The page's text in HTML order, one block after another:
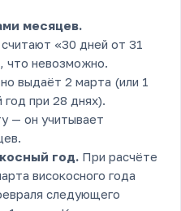
месяцев.
«30 дней от 31
что невозможно.
выдаёт 2 марта (или 1
год при 28 днях).
— он учитывает
год. При расчёте
високосного года
следующего